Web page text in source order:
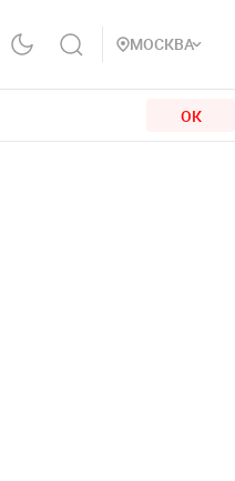
МОСКВА
ОК